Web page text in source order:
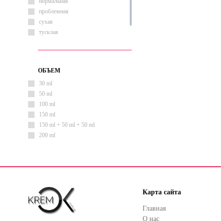
проблемная
сухая
тусклая
ОБЪЕМ
30 ml
50 ml
100 ml
150 ml
150 ml + 50 ml + 50 ml
200 ml
Карта сайта
Главная
О нас